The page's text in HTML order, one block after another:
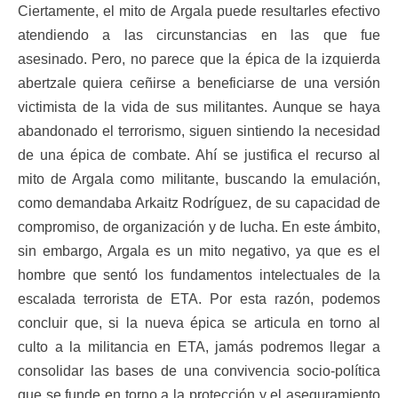
Ciertamente, el mito de Argala puede resultarles efectivo
atendiendo a las circunstancias en las que fue
asesinado. Pero, no parece que la épica de la izquierda
abertzale quiera ceñirse a beneficiarse de una versión
victimista de la vida de sus militantes. Aunque se haya
abandonado el terrorismo, siguen sintiendo la necesidad
de una épica de combate. Ahí se justifica el recurso al
mito de Argala como militante, buscando la emulación,
como demandaba Arkaitz Rodríguez, de su capacidad de
compromiso, de organización y de lucha. En este ámbito,
sin embargo, Argala es un mito negativo, ya que es el
hombre que sentó los fundamentos intelectuales de la
escalada terrorista de ETA. Por esta razón, podemos
concluir que, si la nueva épica se articula en torno al
culto a la militancia en ETA, jamás podremos llegar a
consolidar las bases de una convivencia socio-política
que se funde en torno a la protección y el aseguramiento